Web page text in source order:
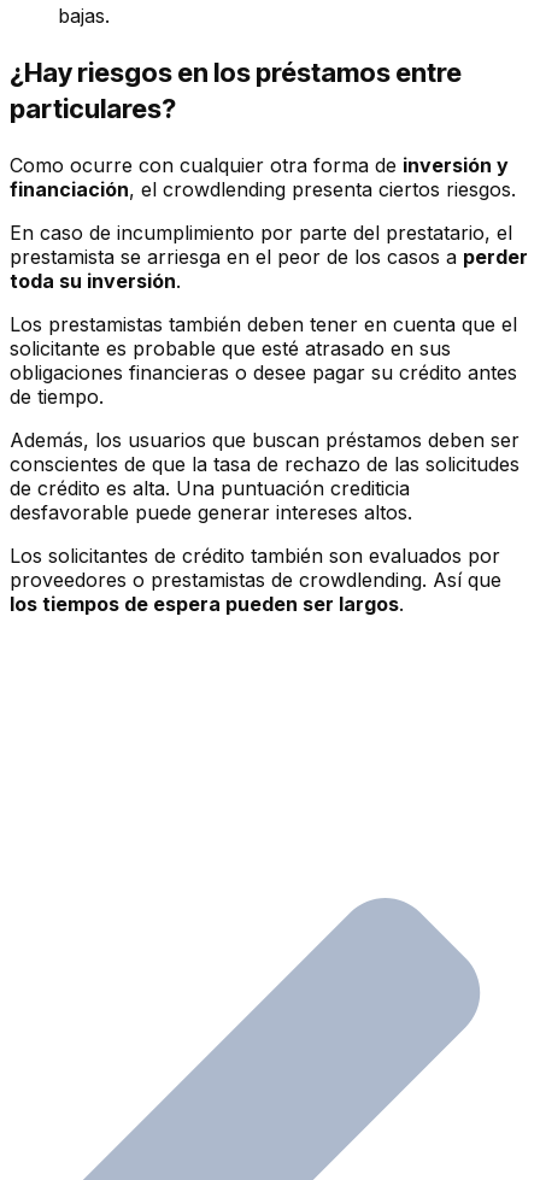
bajas.
¿Hay riesgos en los préstamos entre
particulares?
Como ocurre con cualquier otra forma de inversión y
financiación, el crowdlending presenta ciertos riesgos.
En caso de incumplimiento por parte del prestatario, el
prestamista se arriesga en el peor de los casos a perder
toda su inversión.
Los prestamistas también deben tener en cuenta que el
solicitante es probable que esté atrasado en sus
obligaciones financieras o desee pagar su crédito antes
de tiempo.
Además, los usuarios que buscan préstamos deben ser
conscientes de que la tasa de rechazo de las solicitudes
de crédito es alta. Una puntuación crediticia
desfavorable puede generar intereses altos.
Los solicitantes de crédito también son evaluados por
proveedores o prestamistas de crowdlending. Así que
los tiempos de espera pueden ser largos.